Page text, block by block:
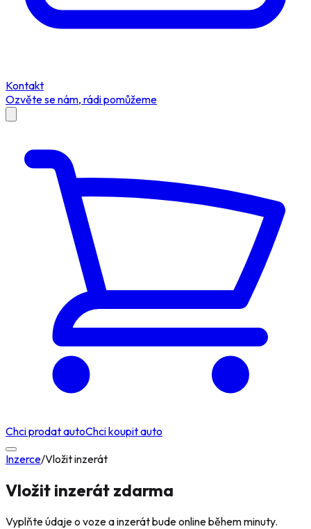
Kontakt
Ozvěte se nám, rádi pomůžeme
Chci prodat autoChci koupit auto
Inzerce/Vložit inzerát
Vložit inzerát zdarma
Vyplňte údaje o voze a inzerát bude online během minuty.